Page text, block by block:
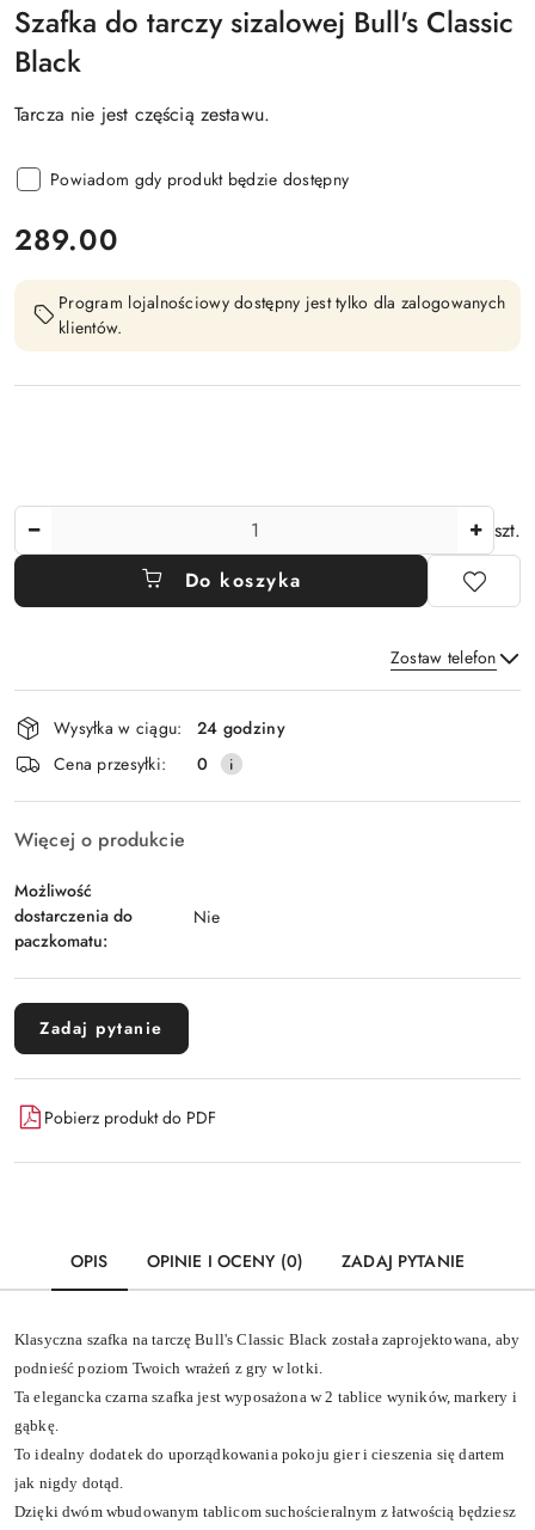
Szafka do tarczy sizalowej Bull's Classic
Black
Tarcza nie jest częścią zestawu.
Powiadom gdy produkt będzie dostępny
cena:
289.00
Program lojalnościowy dostępny jest tylko dla zalogowanych
klientów.
szt.
Do koszyka
Zostaw telefon
Wyślij
Dostępność
i
dostawa
Wysyłka w ciągu:
24 godziny
Cena przesyłki:
0
Więcej o produkcie
Możliwość
dostarczenia do
paczkomatu:
Nie
Zadaj pytanie
Pobierz produkt do PDF
OPIS OPINIE I OCENY (0) ZADAJ PYTANIE
Klasyczna szafka na tarczę Bull's Classic Black została zaprojektowana, aby
podnieść poziom Twoich wrażeń z gry w lotki.
Ta elegancka czarna szafka jest wyposażona w 2 tablice wyników, markery i
gąbkę.
To idealny dodatek do uporządkowania pokoju gier i cieszenia się dartem
jak nigdy dotąd.
Dzięki dwóm wbudowanym tablicom suchościeralnym z łatwością będziesz